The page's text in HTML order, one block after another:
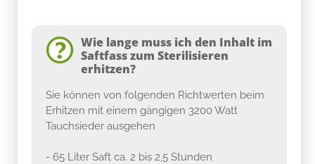
Wie lange muss ich den Inhalt im
Saftfass zum Sterilisieren
erhitzen?
Sie können von folgenden Richtwerten beim
Erhitzen mit einem gängigen 3200 Watt
Tauchsieder ausgehen
- 65 Liter Saft ca. 2 bis 2,5 Stunden